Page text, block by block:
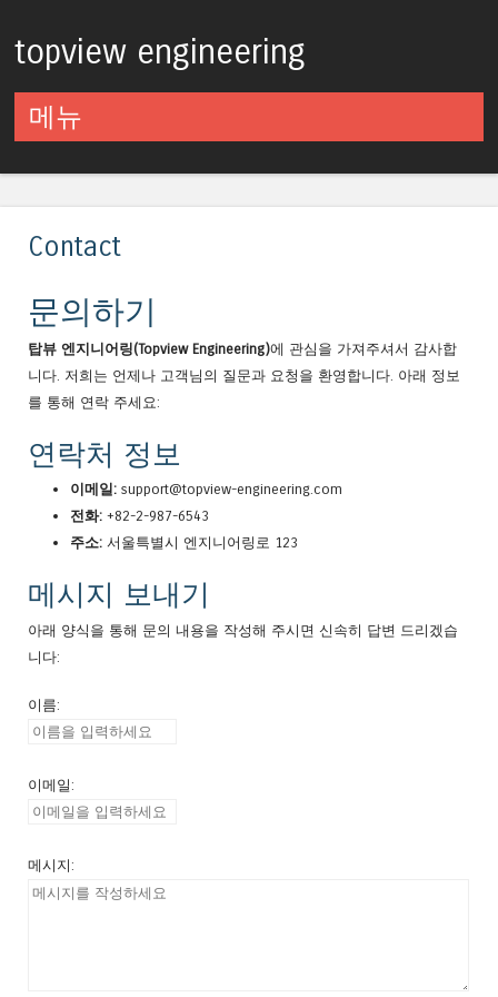
topview engineering
메뉴
Contact
문의하기
탑뷰 엔지니어링(Topview Engineering)에 관심을 가져주셔서 감사합
니다. 저희는 언제나 고객님의 질문과 요청을 환영합니다. 아래 정보
를 통해 연락 주세요:
연락처 정보
이메일: support@topview-engineering.com
전화: +82-2-987-6543
주소: 서울특별시 엔지니어링로 123
메시지 보내기
아래 양식을 통해 문의 내용을 작성해 주시면 신속히 답변 드리겠습
니다:
이름:
이메일:
메시지: